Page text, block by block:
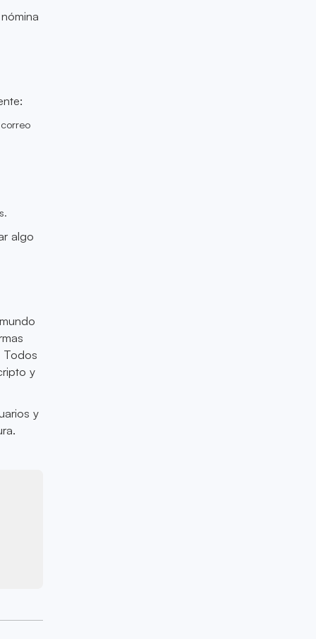
algo
Todos
y
y